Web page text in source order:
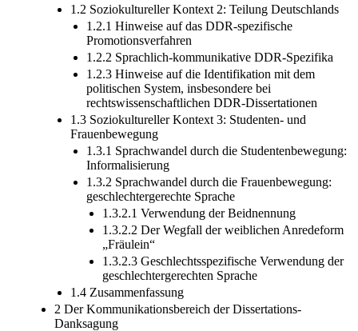
1.2 Soziokultureller Kontext 2: Teilung Deutschlands
1.2.1 Hinweise auf das DDR-spezifische
Promotionsverfahren
1.2.2 Sprachlich-kommunikative DDR-Spezifika
1.2.3 Hinweise auf die Identifikation mit dem
politischen System, insbesondere bei
rechtswissenschaftlichen DDR-Dissertationen
1.3 Soziokultureller Kontext 3: Studenten- und
Frauenbewegung
1.3.1 Sprachwandel durch die Studentenbewegung:
Informalisierung
1.3.2 Sprachwandel durch die Frauenbewegung:
geschlechtergerechte Sprache
1.3.2.1 Verwendung der Beidnennung
1.3.2.2 Der Wegfall der weiblichen Anredeform
„Fräulein“
1.3.2.3 Geschlechtsspezifische Verwendung der
geschlechtergerechten Sprache
1.4 Zusammenfassung
2 Der Kommunikationsbereich der Dissertations-
Danksagung